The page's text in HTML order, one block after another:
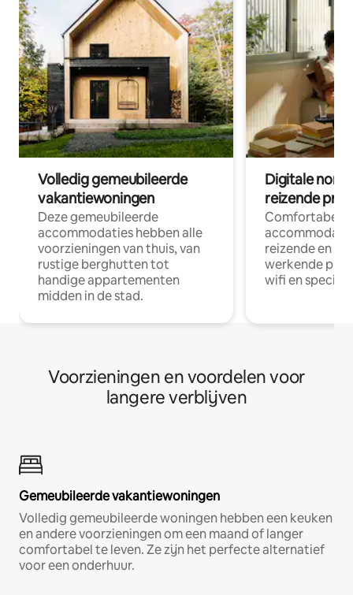
Volledig gemeubileerde
vakantiewoningen
Deze gemeubileerde
accommodaties hebben alle
voorzieningen van thuis, van
rustige berghutten tot
handige appartementen
midden in de stad.
Digitale
reizende
Comfortabele
reizende en
werkende
wifi en
Voorzieningen en voordelen voor
langere verblijven
Gemeubileerde vakantiewoningen
Volledig gemeubileerde woningen hebben een keuken
en andere voorzieningen om een maand of langer
comfortabel te leven. Ze zijn het perfecte alternatief
voor een onderhuur.